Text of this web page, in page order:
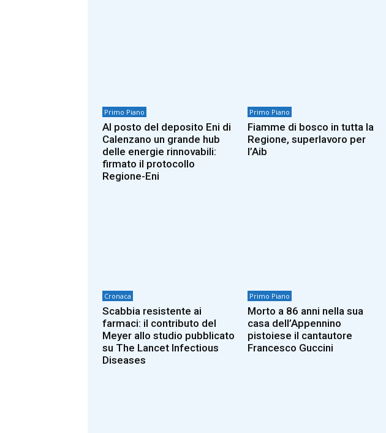
Primo Piano
Al posto del deposito Eni di
Calenzano un grande hub
delle energie rinnovabili:
firmato il protocollo
Regione-Eni
Primo Piano
Fiamme di bosco in tutta la
Regione, superlavoro per
l’Aib
Cronaca
Scabbia resistente ai
farmaci: il contributo del
Meyer allo studio pubblicato
su The Lancet Infectious
Diseases
Primo Piano
Morto a 86 anni nella sua
casa dell’Appennino
pistoiese il cantautore
Francesco Guccini